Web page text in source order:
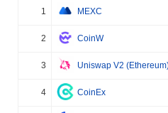
1 MEXC
2 CoinW
3 Uniswap V2
4 CoinEx